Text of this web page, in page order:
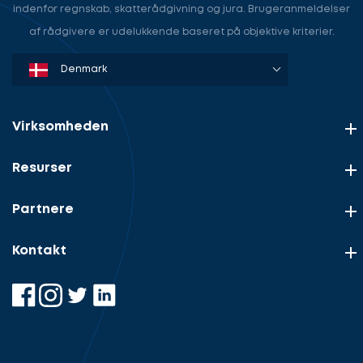
indenfor regnskab, skatterådgivning og jura. Brugeranmeldelser
af rådgivere er udelukkende baseret på objektive kriterier.
Denmark
Sweden
Norway
Netherlands
Germany
USA
Virksomheden
Resurser
Partnere
Kontakt
sag
Kontaktoplysninger
komme
gang
samarbejdspartner
du?
tale
om
dit
behov
Vælg
Kontaktoplysninger
Revisor